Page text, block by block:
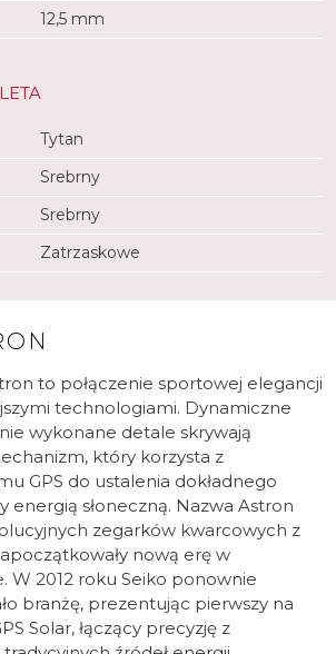
12,5 mm
Tytan
Srebrny
Srebrny
Zatrzaskowe
to połączenie sportowej elegancji
technologiami. Dynamiczne
wykonane detale skrywają
który korzysta z
GPS do ustalenia dokładnego
energią słoneczną. Nazwa Astron
zegarków kwarcowych z
nową erę w
W 2012 roku Seiko ponownie
branżę, prezentując pierwszy na
Solar, łączący precyzję z